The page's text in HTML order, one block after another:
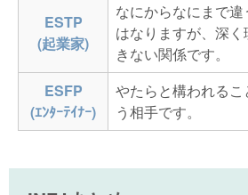
ESTP
(起業家)
なにからなにまで
はなりますが、深
きない関係です。
ESFP
(ｴﾝﾀｰﾃｲﾅｰ)
やたらと構われる
う相手です。